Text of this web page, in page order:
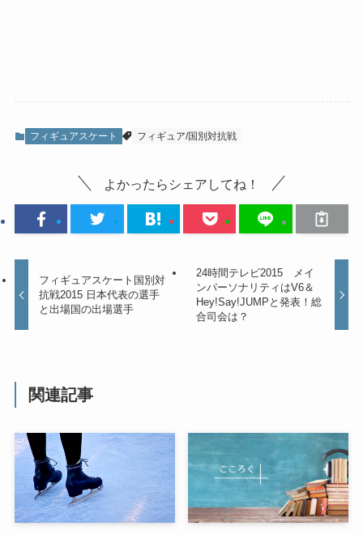
フィギュアスケート フィギュア/国別対抗戦
よかったらシェアしてね！
フィギュアスケート国別対
抗戦2015 日本代表の選手
と出場国の出場選手
24時間テレビ2015 メイ
ンパーソナリティはV6＆
Hey!Say!JUMPと発表！総
合司会は？
関連記事